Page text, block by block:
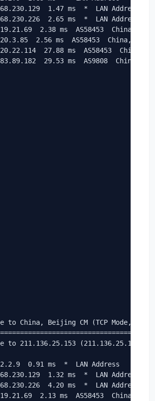
1.47 ms  *  LAN Address
2.65 ms  *  LAN Address
2.38 ms  AS58453  China,
2.56 ms  AS58453  China, Hong
27.88 ms  AS58453  China,
29.53 ms  AS9808  China,
to China, Beijing CM (TCP Mode, Max
to 211.136.25.153 (211.136.25.153),
0.91 ms  *  LAN Address
1.32 ms  *  LAN Address
4.20 ms  *  LAN Address
2.13 ms  AS58453  China,